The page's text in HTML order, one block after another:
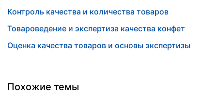
Контроль качества и количества товаров
Товароведение и экспертиза качества конфет
Оценка качества товаров и основы экспертизы
Похожие темы